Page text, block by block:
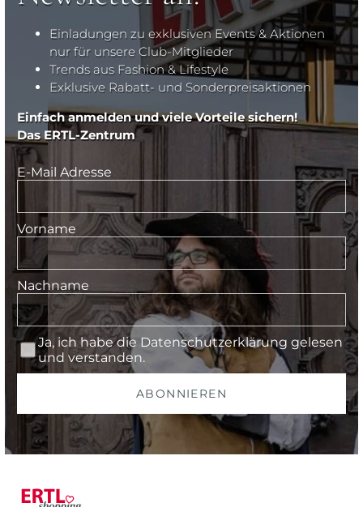
Einladungen zu exklusiven Events & Aktionen
nur für unsere Club-Mitglieder
Trends aus Fashion & Lifestyle
Exklusive Rabatt- und Sonderpreisaktionen
Einfach anmelden und viele Vorteile sichern!
Das ERTL-Zentrum
E-Mail Adresse
Vorname
Nachname
Ja, ich habe die Datenschutzerklärung gelesen
und verstanden.
ABONNIEREN